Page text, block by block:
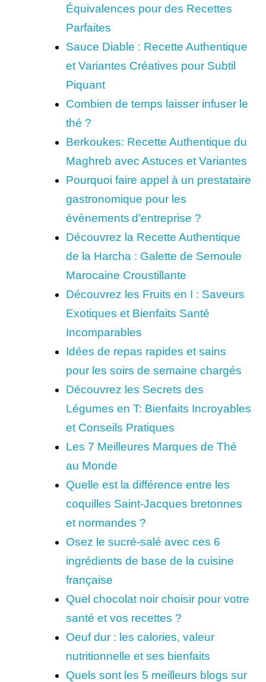
Équivalences pour des Recettes
Parfaites
Sauce Diable : Recette Authentique
et Variantes Créatives pour Subtil
Piquant
Combien de temps laisser infuser le
thé ?
Berkoukes: Recette Authentique du
Maghreb avec Astuces et Variantes
Pourquoi faire appel à un prestataire
gastronomique pour les
évènements d’entreprise ?
Découvrez la Recette Authentique
de la Harcha : Galette de Semoule
Marocaine Croustillante
Découvrez les Fruits en I : Saveurs
Exotiques et Bienfaits Santé
Incomparables
Idées de repas rapides et sains
pour les soirs de semaine chargés
Découvrez les Secrets des
Légumes en T: Bienfaits Incroyables
et Conseils Pratiques
Les 7 Meilleures Marques de Thé
au Monde
Quelle est la différence entre les
coquilles Saint-Jacques bretonnes
et normandes ?
Osez le sucré-salé avec ces 6
ingrédients de base de la cuisine
française
Quel chocolat noir choisir pour votre
santé et vos recettes ?
Oeuf dur : les calories, valeur
nutritionnelle et ses bienfaits
Quels sont les 5 meilleurs blogs sur